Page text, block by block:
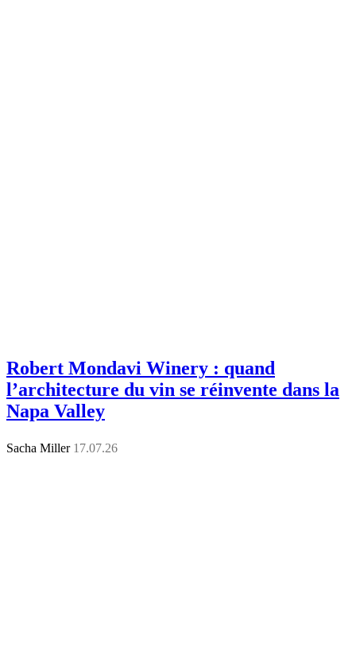
Robert Mondavi Winery : quand
l’architecture du vin se réinvente dans la
Napa Valley
Sacha Miller 17.07.26